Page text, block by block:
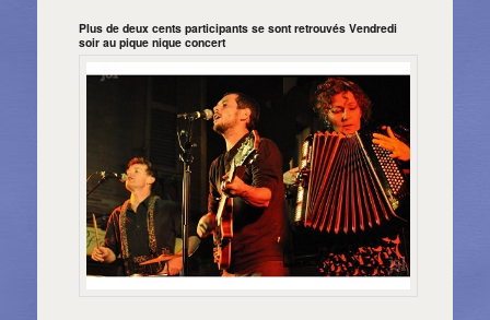
Plus de deux cents participants se sont retrouvés Vendredi
soir au pique nique concert